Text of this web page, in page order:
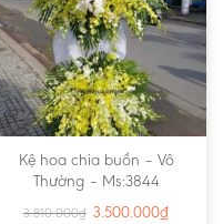
Kệ hoa chia buồn – Vô
Thường – Ms:3844
3.810.000₫ 3.500.000₫